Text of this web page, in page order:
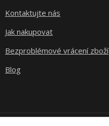
Kontaktujte nás
Jak nakupovat
Bezproblémové vrácení zboží
Blog